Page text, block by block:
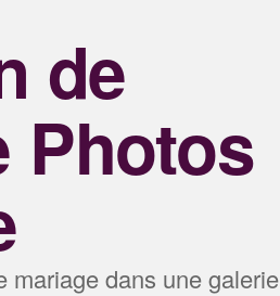
de
Photos
mariage dans une galerie